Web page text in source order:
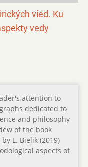
vied. Ku
vedy
attention to
dedicated to
and philosophy
of the book
L. Bielik (2019)
aspects of